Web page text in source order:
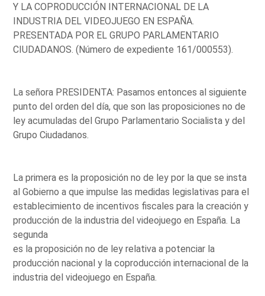
Y LA COPRODUCCIÓN INTERNACIONAL DE LA
INDUSTRIA DEL VIDEOJUEGO EN ESPAÑA.
PRESENTADA POR EL GRUPO PARLAMENTARIO
CIUDADANOS. (Número de expediente 161/000553).
La señora PRESIDENTA: Pasamos entonces al siguiente
punto del orden del día, que son las proposiciones no de
ley acumuladas del Grupo Parlamentario Socialista y del
Grupo Ciudadanos.
La primera es la proposición no de ley por la que se insta
al Gobierno a que impulse las medidas legislativas para el
establecimiento de incentivos fiscales para la creación y
producción de la industria del videojuego en España. La
segunda
es la proposición no de ley relativa a potenciar la
producción nacional y la coproducción internacional de la
industria del videojuego en España.